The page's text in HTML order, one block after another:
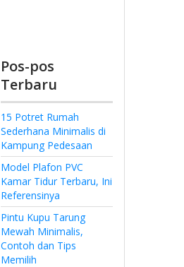
Pos-pos
Terbaru
15 Potret Rumah
Sederhana Minimalis di
Kampung Pedesaan
Model Plafon PVC
Kamar Tidur Terbaru, Ini
Referensinya
Pintu Kupu Tarung
Mewah Minimalis,
Contoh dan Tips
Memilih